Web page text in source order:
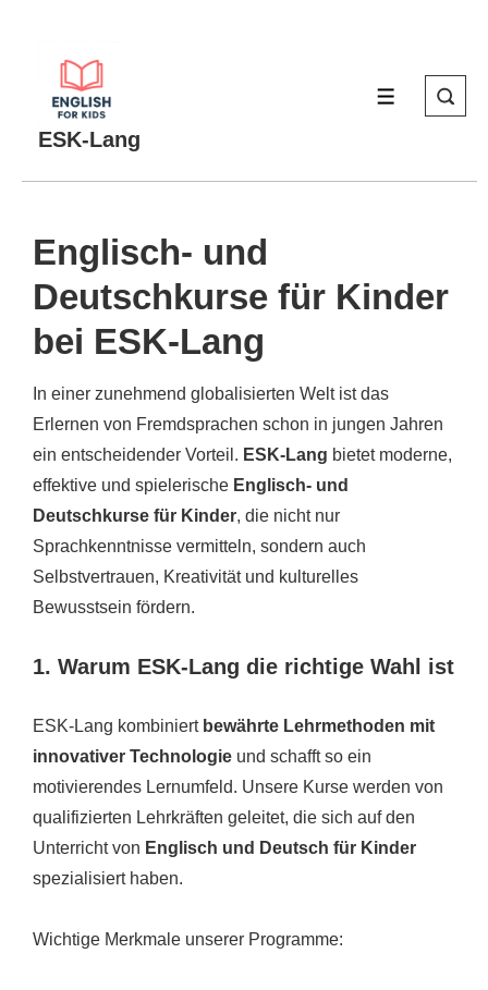
ESK-Lang
MENÜ
Englisch- und
Deutschkurse für Kinder
bei ESK-Lang
In einer zunehmend globalisierten Welt ist das
Erlernen von Fremdsprachen schon in jungen Jahren
ein entscheidender Vorteil. ESK-Lang bietet moderne,
effektive und spielerische Englisch- und
Deutschkurse für Kinder, die nicht nur
Sprachkenntnisse vermitteln, sondern auch
Selbstvertrauen, Kreativität und kulturelles
Bewusstsein fördern.
1. Warum ESK-Lang die richtige Wahl ist
ESK-Lang kombiniert bewährte Lehrmethoden mit
innovativer Technologie und schafft so ein
motivierendes Lernumfeld. Unsere Kurse werden von
qualifizierten Lehrkräften geleitet, die sich auf den
Unterricht von Englisch und Deutsch für Kinder
spezialisiert haben.
Wichtige Merkmale unserer Programme: